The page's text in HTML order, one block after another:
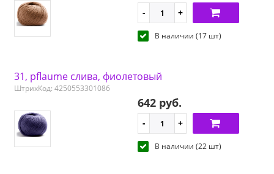
В наличии (17 шт)
31, pflaume слива, фиолетовый
ШтрихКод: 4250553301086
642 руб.
В наличии (22 шт)